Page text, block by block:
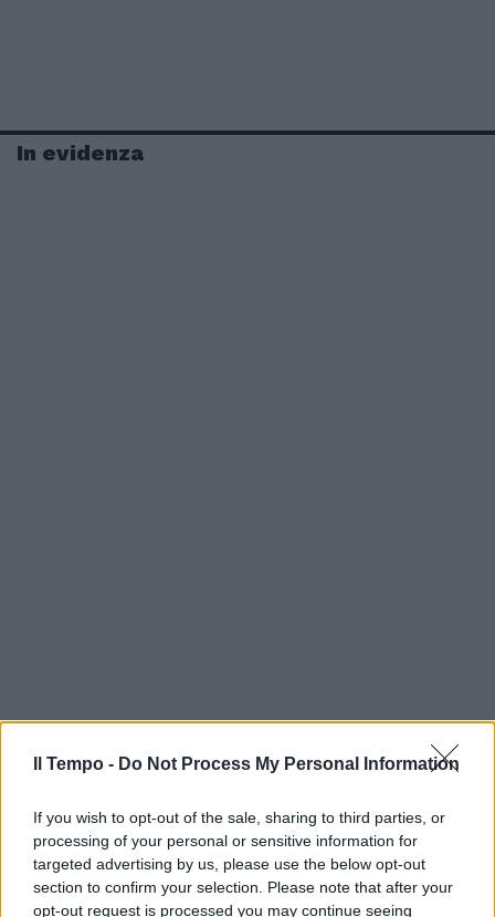
Il Tempo - Do Not Process My Personal Information
If you wish to opt-out of the sale, sharing to third parties, or
processing of your personal or sensitive information for
targeted advertising by us, please use the below opt-out
section to confirm your selection. Please note that after your
opt-out request is processed you may continue seeing
In evidenza